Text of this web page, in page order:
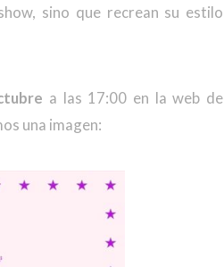
sino que recrean su estilo
a las 17:00 en la web de
una imagen: